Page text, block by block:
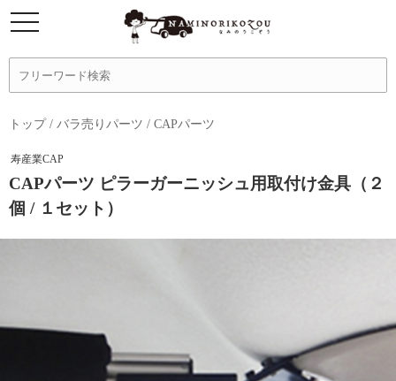
トップ/ バラ売りパーツ / CAPパーツ
寿産業CAP
CAPパーツ ピラーガーニッシュ用取付け金具（２
個 / １セット）